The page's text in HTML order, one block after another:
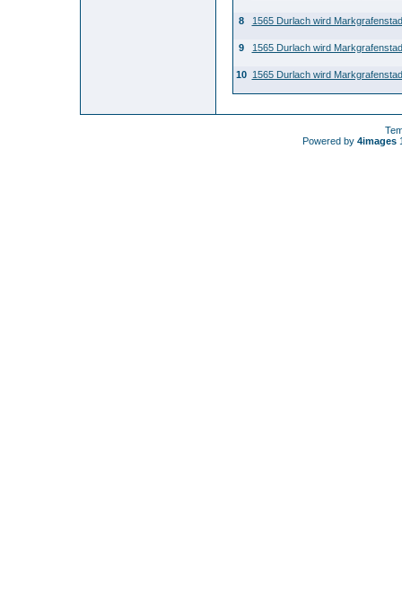
8 1565 Durlach wird
9 1565 Durlach wird
10 1565 Durlach wird
Powered by 4images